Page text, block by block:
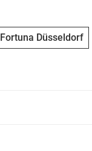
Fortuna Düsseldorf